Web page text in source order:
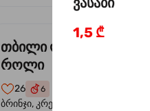
თბილი ორაგულის
როლი
26 6
ბრინჯი, კრემ-ყველი, კიტრი,
1,5 ₾